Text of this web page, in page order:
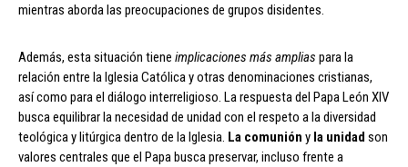
mientras aborda las preocupaciones de grupos disidentes.
Además, esta situación tiene implicaciones más amplias para la
relación entre la Iglesia Católica y otras denominaciones cristianas,
así como para el diálogo interreligioso. La respuesta del Papa León XIV
busca equilibrar la necesidad de unidad con el respeto a la diversidad
teológica y litúrgica dentro de la Iglesia. La comunión y la unidad son
valores centrales que el Papa busca preservar, incluso frente a